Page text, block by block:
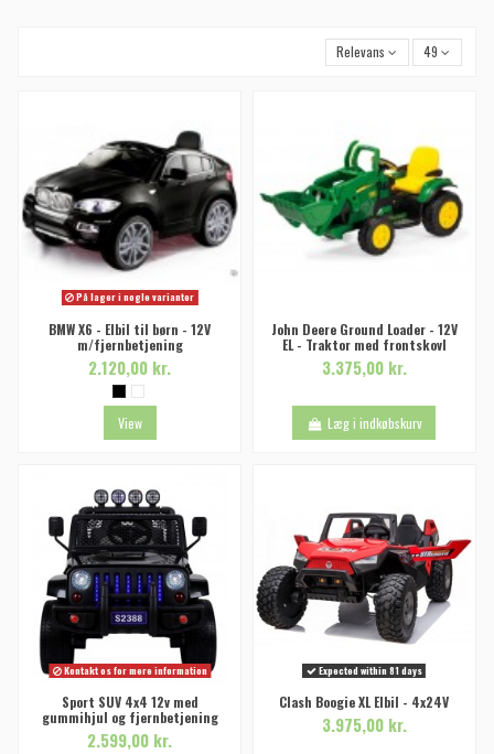
Relevans 49
På lager i nogle varianter
BMW X6 - Elbil til børn - 12V
m/fjernbetjening
2.120,00 kr.
View
John Deere Ground Loader - 12V
EL - Traktor med frontskovl
3.375,00 kr.
Læg i indkøbskurv
Kontakt os for mere information
Sport SUV 4x4 12v med
gummihjul og fjernbetjening
2.599,00 kr.
Expected within 81 days
Clash Boogie XL Elbil - 4x24V
3.975,00 kr.